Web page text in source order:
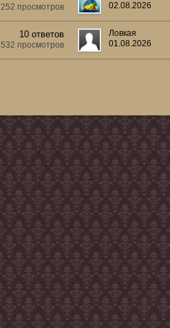
252 просмотров
02.08.2026
10 ответов
532 просмотров
Ловкая
01.08.2026